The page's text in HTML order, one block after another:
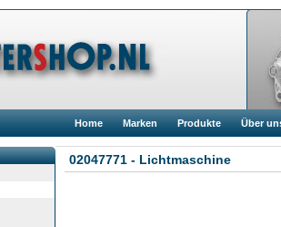
Home Marken Produkte Über
02047771 - Lichtmaschine